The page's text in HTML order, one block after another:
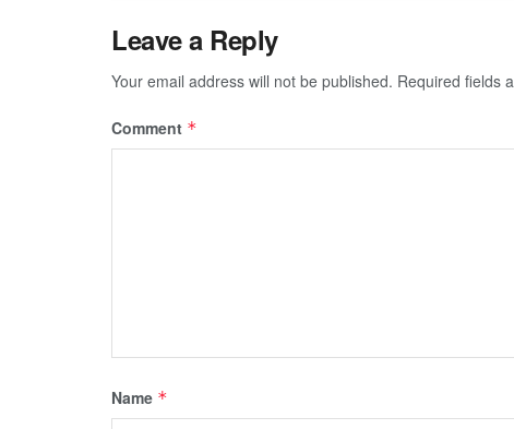
Leave a Reply
Your email address will not be published. Required fields
Comment *
Name *